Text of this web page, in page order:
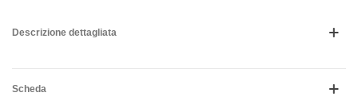
Descrizione dettagliata
Scheda